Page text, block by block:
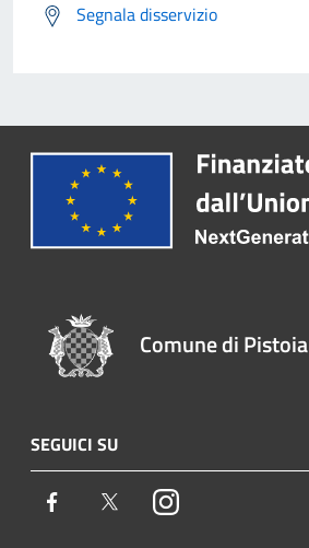
Segnala disservizio
Comune di Pistoia
SEGUICI SU
Facebook TwitterInstagram